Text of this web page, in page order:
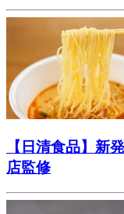
【日清食品】新
店監修